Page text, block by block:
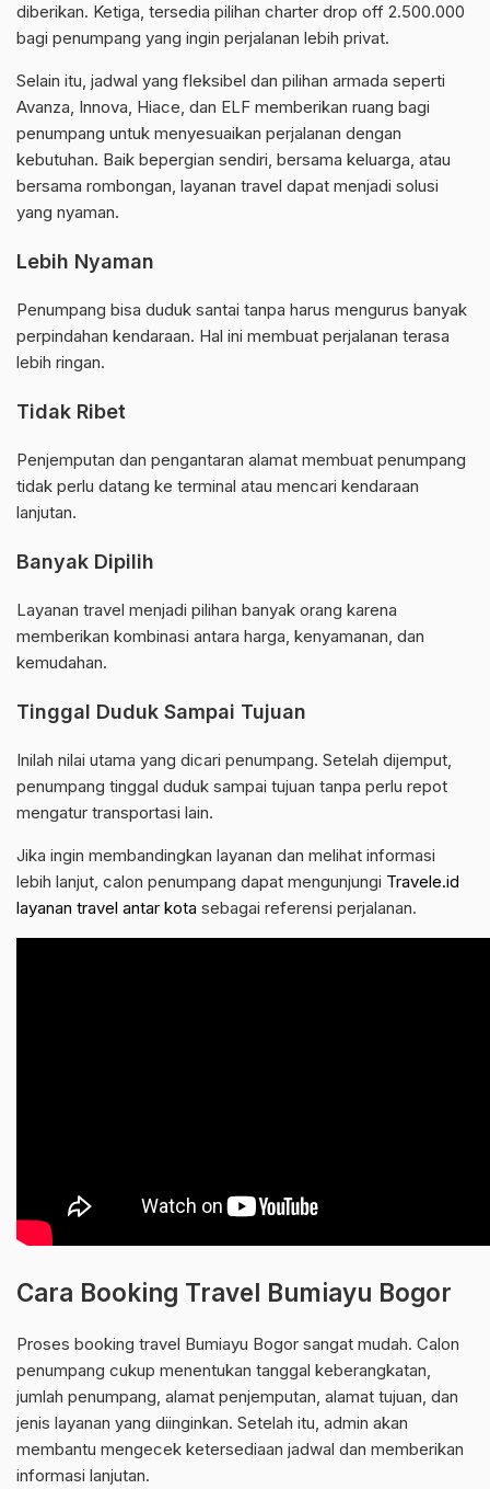
diberikan. Ketiga, tersedia pilihan charter drop off 2.500.000
bagi penumpang yang ingin perjalanan lebih privat.
Selain itu, jadwal yang fleksibel dan pilihan armada seperti
Avanza, Innova, Hiace, dan ELF memberikan ruang bagi
penumpang untuk menyesuaikan perjalanan dengan
kebutuhan. Baik bepergian sendiri, bersama keluarga, atau
bersama rombongan, layanan travel dapat menjadi solusi
yang nyaman.
Lebih Nyaman
Penumpang bisa duduk santai tanpa harus mengurus banyak
perpindahan kendaraan. Hal ini membuat perjalanan terasa
lebih ringan.
Tidak Ribet
Penjemputan dan pengantaran alamat membuat penumpang
tidak perlu datang ke terminal atau mencari kendaraan
lanjutan.
Banyak Dipilih
Layanan travel menjadi pilihan banyak orang karena
memberikan kombinasi antara harga, kenyamanan, dan
kemudahan.
Tinggal Duduk Sampai Tujuan
Inilah nilai utama yang dicari penumpang. Setelah dijemput,
penumpang tinggal duduk sampai tujuan tanpa perlu repot
mengatur transportasi lain.
Jika ingin membandingkan layanan dan melihat informasi
lebih lanjut, calon penumpang dapat mengunjungi Travele.id
layanan travel antar kota sebagai referensi perjalanan.
Cara Booking Travel Bumiayu Bogor
Proses booking travel Bumiayu Bogor sangat mudah. Calon
penumpang cukup menentukan tanggal keberangkatan,
jumlah penumpang, alamat penjemputan, alamat tujuan, dan
jenis layanan yang diinginkan. Setelah itu, admin akan
membantu mengecek ketersediaan jadwal dan memberikan
informasi lanjutan.